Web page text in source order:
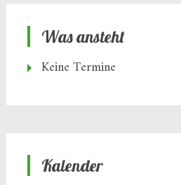
Was ansteht
Keine Termine
Kalender